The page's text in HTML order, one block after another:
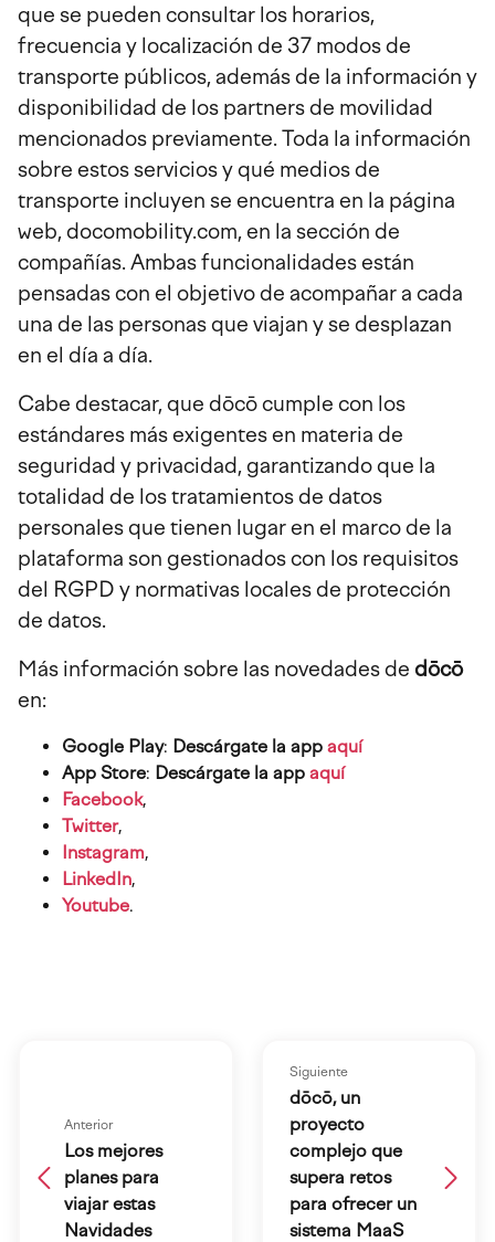
que se pueden consultar los horarios,
frecuencia y localización de 37 modos de
transporte públicos, además de la información y
disponibilidad de los partners de movilidad
mencionados previamente. Toda la información
sobre estos servicios y qué medios de
transporte incluyen se encuentra en la página
web, docomobility.com, en la sección de
compañías. Ambas funcionalidades están
pensadas con el objetivo de acompañar a cada
una de las personas que viajan y se desplazan
en el día a día.
Cabe destacar, que dōcō cumple con los
estándares más exigentes en materia de
seguridad y privacidad, garantizando que la
totalidad de los tratamientos de datos
personales que tienen lugar en el marco de la
plataforma son gestionados con los requisitos
del RGPD y normativas locales de protección
de datos.
Más información sobre las novedades de dōcō
en:
Google Play: Descárgate la app aquí
App Store: Descárgate la app aquí
Facebook,
Twitter,
Instagram,
LinkedIn,
Youtube.
Anterior
Los mejores
planes para
viajar estas
Navidades
Siguiente
dōcō, un
proyecto
complejo que
supera retos
para ofrecer un
sistema MaaS